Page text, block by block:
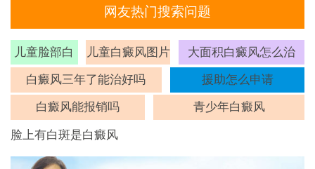
网友热门搜索问题
儿童脸部白
斑
儿童白癜风图片 大面积白癜风怎么治
白癜风三年了能治好吗 援助怎么申请
白癜风能报销吗 青少年白癜风
脸上有白斑是白癜风